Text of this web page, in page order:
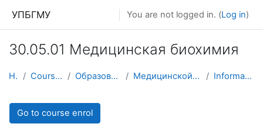
УПБГМУ You are not logged in. (Log in)
30.05.01 Медицинская биохимия
Home Courses showcase 3KL Образование 2025-2026 уч.год Медицинской физики с курсом информатики Information about the course
Go to course enrol